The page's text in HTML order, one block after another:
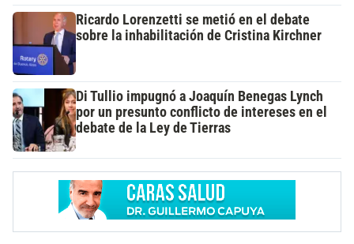
Ricardo Lorenzetti se metió en el debate
sobre la inhabilitación de Cristina Kirchner
Di Tullio impugnó a Joaquín Benegas Lynch
por un presunto conflicto de intereses en el
debate de la Ley de Tierras